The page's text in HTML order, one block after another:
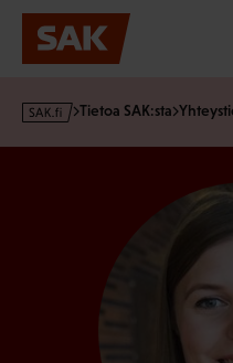
Hyppää
sisältöön
s
Tietoa SAK:sta